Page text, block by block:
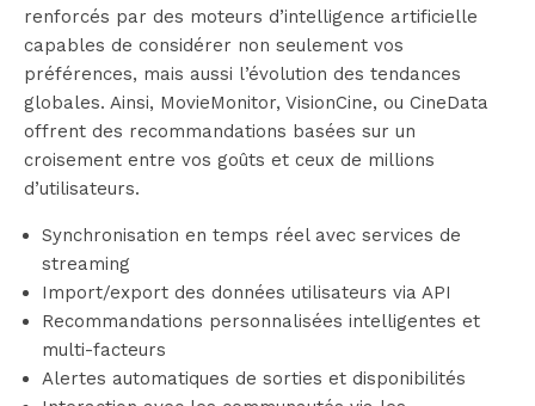
renforcés par des moteurs d’intelligence artificielle
capables de considérer non seulement vos
préférences, mais aussi l’évolution des tendances
globales. Ainsi, MovieMonitor, VisionCine, ou CineData
offrent des recommandations basées sur un
croisement entre vos goûts et ceux de millions
d’utilisateurs.
Synchronisation en temps réel avec services de
streaming
Import/export des données utilisateurs via API
Recommandations personnalisées intelligentes et
multi-facteurs
Alertes automatiques de sorties et disponibilités